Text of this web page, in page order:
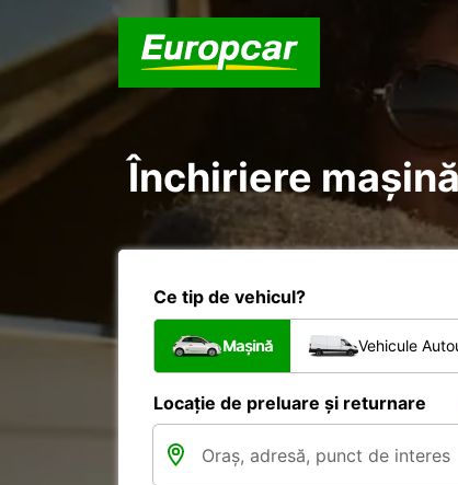
Închiriere
Ce tip de vehicul?
Mașină Vehicule
Locație de preluare și returnare